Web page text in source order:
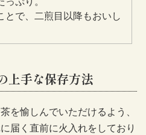
とで、二煎目以降もおいし
上手な保存方法
を愉しんでいただけるよう、
届く直前に火入れをしており